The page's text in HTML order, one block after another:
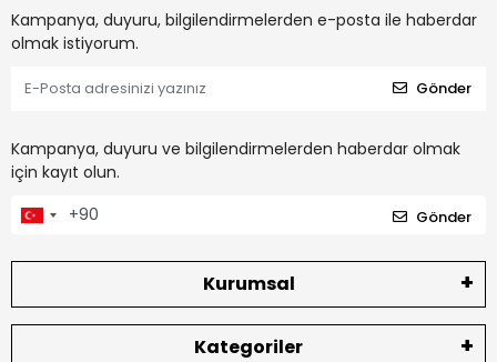
Kampanya, duyuru, bilgilendirmelerden e-posta ile haberdar
olmak istiyorum.
Gönder
Kampanya, duyuru ve bilgilendirmelerden haberdar olmak
için kayıt olun.
Gönder
Kurumsal
Kategoriler